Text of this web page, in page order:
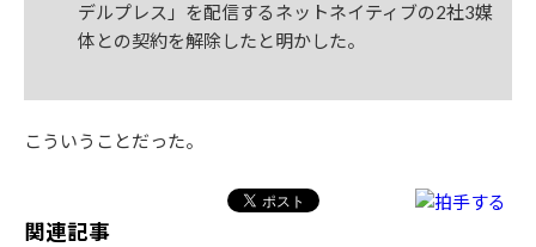
デルプレス」を配信するネットネイティブの2社3媒
体との契約を解除したと明かした。
こういうことだった。
関連記事